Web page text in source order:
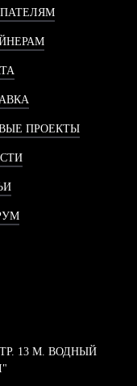
ПРОЕКТЫ
13 М. ВОДНЫЙ